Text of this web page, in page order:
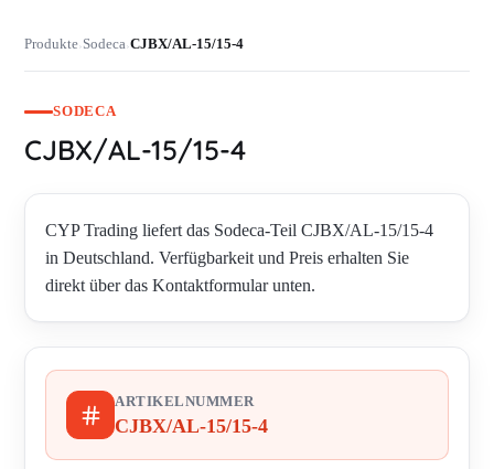
Produkte›Sodeca›CJBX/AL-15/15-4
SODECA
CJBX/AL-15/15-4
CYP Trading liefert das Sodeca-Teil CJBX/AL-15/15-4
in Deutschland. Verfügbarkeit und Preis erhalten Sie
direkt über das Kontaktformular unten.
ARTIKELNUMMER
CJBX/AL-15/15-4